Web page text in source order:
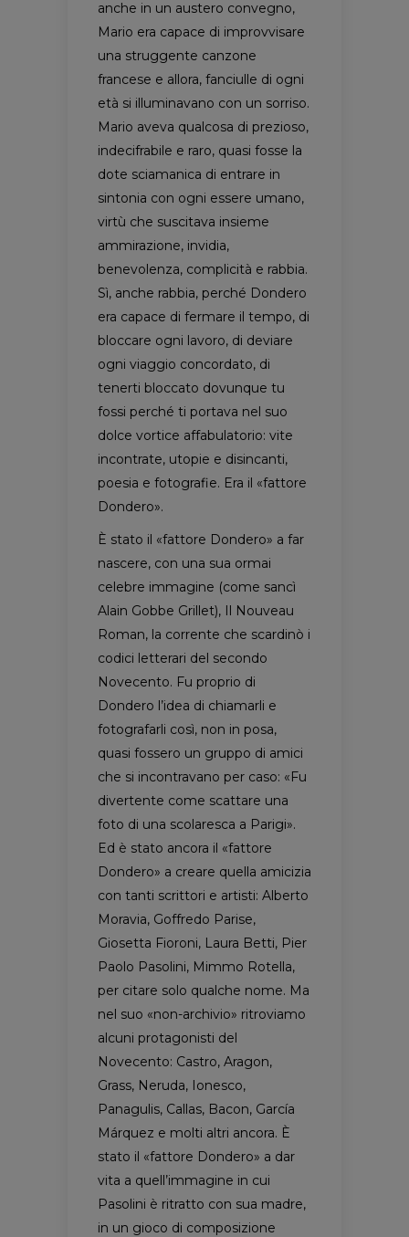
anche in un austero convegno,
Mario era capace di improvvisare
una struggente canzone
francese e allora, fanciulle di ogni
età si illuminavano con un sorriso.
Mario aveva qualcosa di prezioso,
indecifrabile e raro, quasi fosse la
dote sciamanica di entrare in
sintonia con ogni essere umano,
virtù che suscitava insieme
ammirazione, invidia,
benevolenza, complicità e rabbia.
Sì, anche rabbia, perché Dondero
era capace di fermare il tempo, di
bloccare ogni lavoro, di deviare
ogni viaggio concordato, di
tenerti bloccato dovunque tu
fossi perché ti portava nel suo
dolce vortice affabulatorio: vite
incontrate, utopie e disincanti,
poesia e fotografie. Era il «fattore
Dondero».
È stato il «fattore Dondero» a far
nascere, con una sua ormai
celebre immagine (come sancì
Alain Gobbe Grillet), Il Nouveau
Roman, la corrente che scardinò i
codici letterari del secondo
Novecento. Fu proprio di
Dondero l’idea di chiamarli e
fotografarli così, non in posa,
quasi fossero un gruppo di amici
che si incontravano per caso: «Fu
divertente come scattare una
foto di una scolaresca a Parigi».
Ed è stato ancora il «fattore
Dondero» a creare quella amicizia
con tanti scrittori e artisti: Alberto
Moravia, Goffredo Parise,
Giosetta Fioroni, Laura Betti, Pier
Paolo Pasolini, Mimmo Rotella,
per citare solo qualche nome. Ma
nel suo «non-archivio» ritroviamo
alcuni protagonisti del
Novecento: Castro, Aragon,
Grass, Neruda, Ionesco,
Panagulis, Callas, Bacon, García
Márquez e molti altri ancora. È
stato il «fattore Dondero» a dar
vita a quell’immagine in cui
Pasolini è ritratto con sua madre,
in un gioco di composizione